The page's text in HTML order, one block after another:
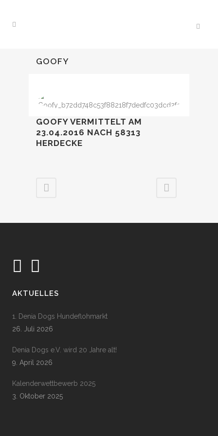
GOOFY
GOOFY VERMITTELT AM
23.04.2016 NACH 58313
HERDECKE
AKTUELLES
1. Denia Dogs Hundeflohmarkt
26. Juli 2026
Denia Dogs e.V. wird 20 Jahre alt!
9. April 2026
Kalenderwettbewerb 2025
3. Oktober 2025